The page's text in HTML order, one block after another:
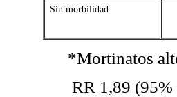
Sin morbilidad
alto
(95%